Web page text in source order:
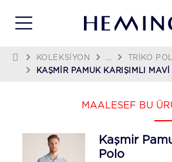
KOLEKSIYON ...
TRIKO
KAŞMIR PAMUK KARIŞIMLI
MAALESEF BU
Kaşmir
Polo